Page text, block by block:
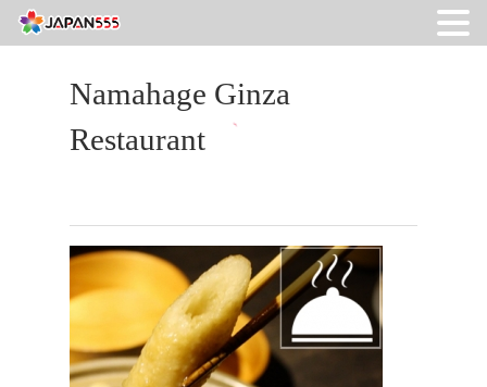
Namahage Ginza
Restaurant